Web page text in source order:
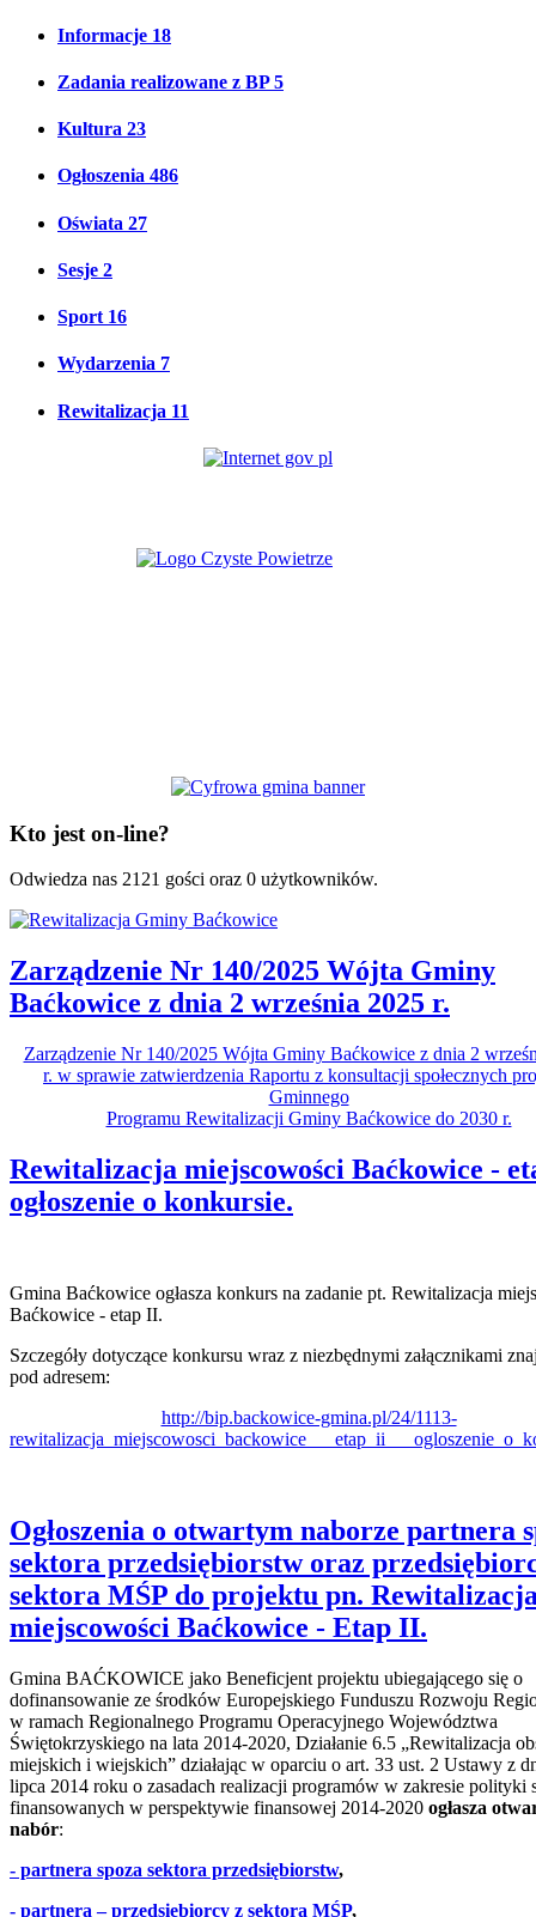
Informacje 18
Zadania realizowane z BP5
Kultura 23
Ogłoszenia 486
Oświata 27
Sesje 2
Sport 16
Wydarzenia 7
Rewitalizacja 11
Kto jest on-line?
Odwiedza nas 2121 gości oraz 0 użytkowników.
Zarządzenie Nr 140/2025 Wójta Gminy
Baćkowice z dnia 2 września 2025 r.
Zarządzenie Nr 140/2025 Wójta Gminy Baćkowice z dnia 2
r. w sprawie zatwierdzenia Raportu z konsultacji społecznych
Gminnego
Programu Rewitalizacji Gminy Baćkowice do 2030 r.
Rewitalizacja miejscowości Baćkowice -
ogłoszenie o konkursie.
Gmina Baćkowice ogłasza konkurs na zadanie pt. Rewitalizacja
Baćkowice - etap II.
Szczegóły dotyczące konkursu wraz z niezbędnymi załącznikami
pod adresem:
http://bip.backowice-gmina.pl/24/1113-
Ogłoszenia o otwartym naborze partnera
sektora przedsiębiorstw oraz
sektora MŚP do projektu pn.
miejscowości Baćkowice - Etap II.
Gmina BAĆKOWICE jako Beneficjent projektu ubiegającego się o
dofinansowanie ze środków Europejskiego Funduszu Rozwoju
w ramach Regionalnego Programu Operacyjnego Województwa
Świętokrzyskiego na lata 2014-2020, Działanie 6.5 „Rewitalizacja
miejskich i wiejskich” działając w oparciu o art. 33 ust. 2 Ustawy z
lipca 2014 roku o zasadach realizacji programów w zakresie polityki
finansowanych w perspektywie finansowej 2014-2020 ogłasza
nabór:
- partnera spoza sektora przedsiębiorstw,
- partnera – przedsiębiorcy z sektora MŚP,